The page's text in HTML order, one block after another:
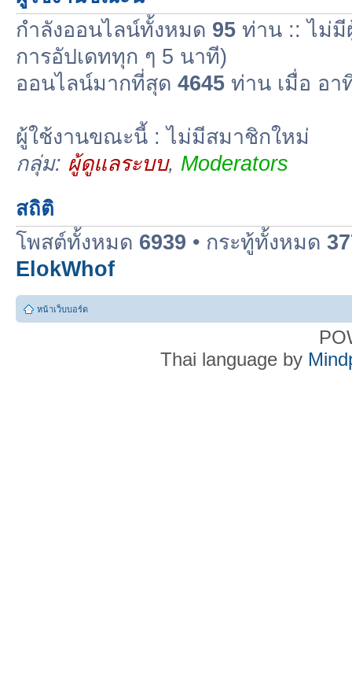
กำลังออนไลน์ทั้งหมด 95 ท่าน :: ไม่มี
การอัปเดททุก ๆ 5 นาที)
ออนไลน์มากที่สุด 4645 ท่าน เมื่อ อา
ผู้ใช้งานขณะนี้ : ไม่มีสมาชิกใหม่
กลุ่ม: ผู้ดูแลระบบ, Moderators
สถิติ
โพสต์ทั้งหมด 6939 • กระทู้ทั้งหมด
ElokWhof
หน้าเว็บบอร์ด
Thai language by